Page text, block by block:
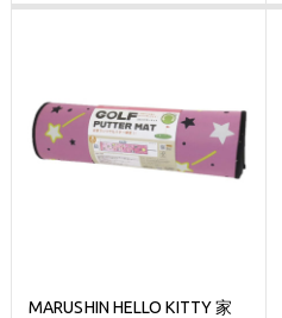
MARUSHIN HELLO KITTY 家